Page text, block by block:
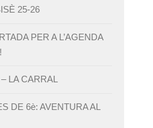
25-26
PER A L’AGENDA
LA CARRAL
DE 6è: AVENTURA AL